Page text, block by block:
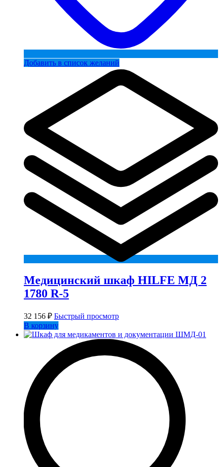
Добавить в список желаний
Медицинский шкаф HILFE МД 2
1780 R-5
32 156 ₽ Быстрый просмотр
В корзину